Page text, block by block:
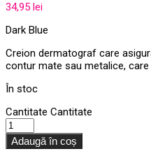
34,95 lei
Dark Blue
Creion dermatograf care
contur mate sau metalice,
În stoc
Cantitate Cantitate
Adaugă în coș